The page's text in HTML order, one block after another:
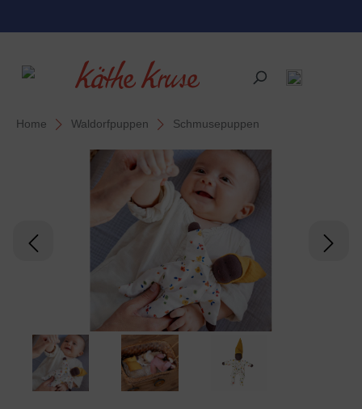
Home Waldorfpuppen Schmusepuppen
Bildergalerie überspringen